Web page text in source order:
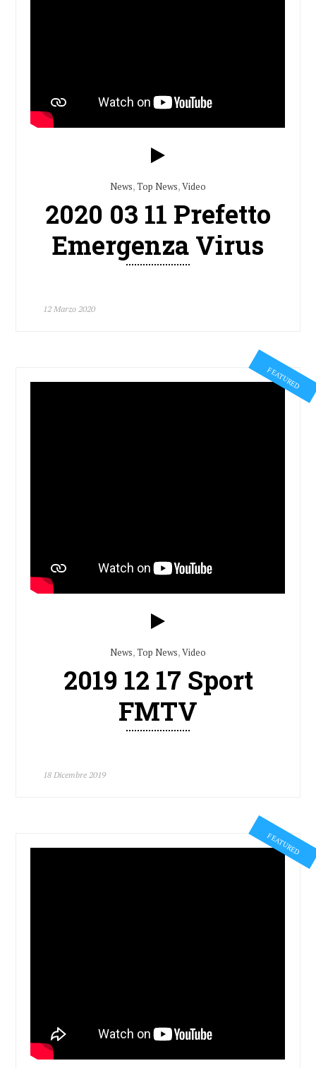
News,Top News,Video
2020 03 11 Prefetto
Emergenza Virus
12 Marzo 2020
FEATURED
News,Top News,Video
2019 12 17 Sport
FMTV
18 Dicembre 2019
FEATURED